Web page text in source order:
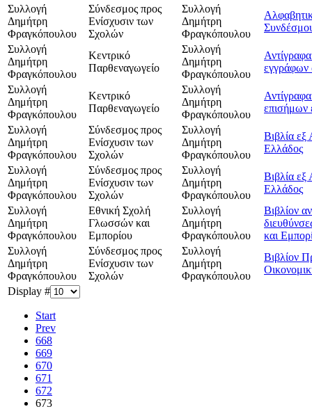
Display #
Start
Prev
668
669
670
671
672
673
Συλλογή
Δημήτρη
Φραγκόπουλου
Σύνδεσμος προς
Ενίσχυσιν των
Σχολών
Συλλογή
Δημήτρη
Φραγκόπουλου
Συλλογή
Δημήτρη
Φραγκόπουλου
Κεντρικό
Παρθεναγωγείο
Συλλογή
Δημήτρη
Φραγκόπουλου
εγγράφων
Συλλογή
Δημήτρη
Φραγκόπουλου
Κεντρικό
Παρθεναγωγείο
Συλλογή
Δημήτρη
Φραγκόπουλου
επισήμων
Συλλογή
Δημήτρη
Φραγκόπουλου
Σύνδεσμος προς
Ενίσχυσιν των
Σχολών
Συλλογή
Δημήτρη
Φραγκόπουλου
Βιβλία
Ελλάδος
Συλλογή
Δημήτρη
Φραγκόπουλου
Σύνδεσμος προς
Ενίσχυσιν των
Σχολών
Συλλογή
Δημήτρη
Φραγκόπουλου
Βιβλία
Ελλάδος
Συλλογή
Δημήτρη
Φραγκόπουλου
Εθνική Σχολή
Γλωσσών και
Εμπορίου
Συλλογή
Δημήτρη
Φραγκόπουλου
Βιβλίον
και
Συλλογή
Δημήτρη
Φραγκόπουλου
Σύνδεσμος προς
Ενίσχυσιν των
Σχολών
Συλλογή
Δημήτρη
Φραγκόπουλου
Βιβλίον